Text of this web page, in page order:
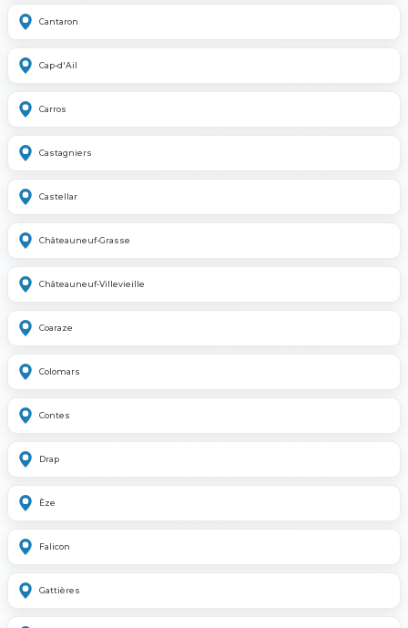
Cantaron
Cap-d'Ail
Carros
Castagniers
Castellar
Châteauneuf-Grasse
Châteauneuf-Villevieille
Coaraze
Colomars
Contes
Drap
Èze
Falicon
Gattières